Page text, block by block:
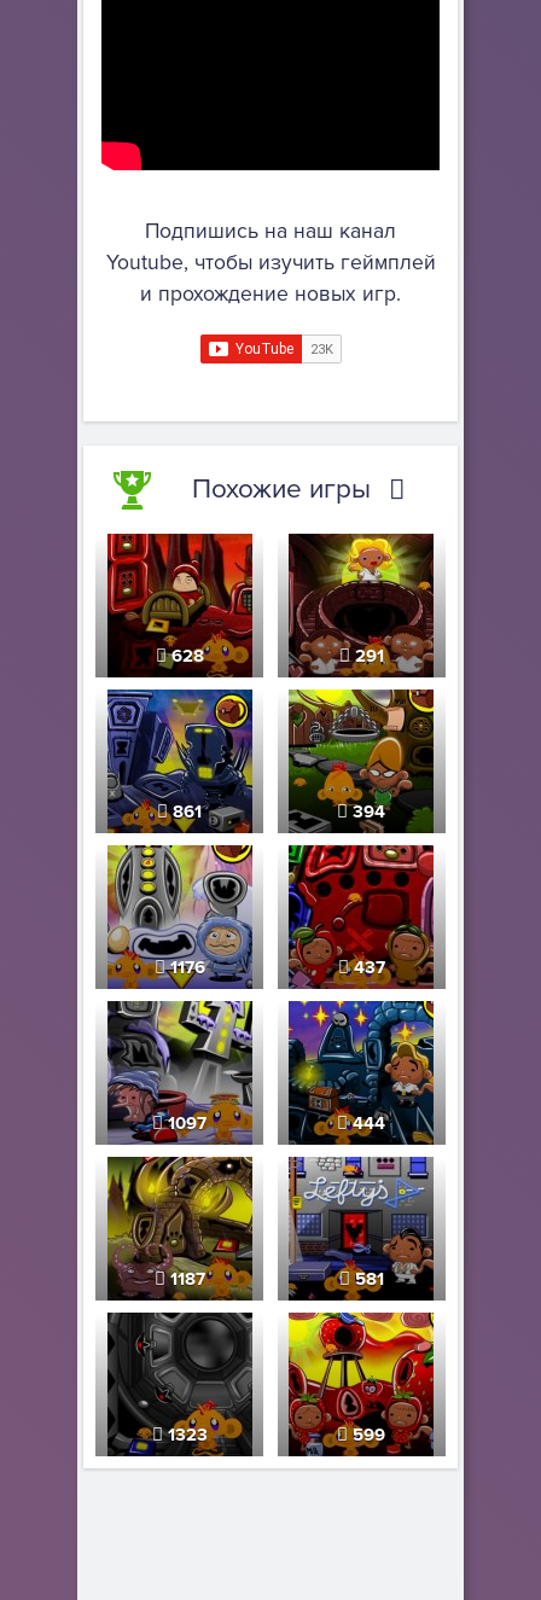
Подпишись на наш канал
Youtube, чтобы изучить геймплей
и прохождение новых игр.
Похожие игры
628 291
861 394
1176 437
1097 444
1187 581
1323 599